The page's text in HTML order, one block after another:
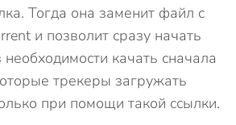
Тогда она заменит файл с
и позволит сразу начать
необходимости качать сначала
трекеры загружать
при помощи такой ссылки.